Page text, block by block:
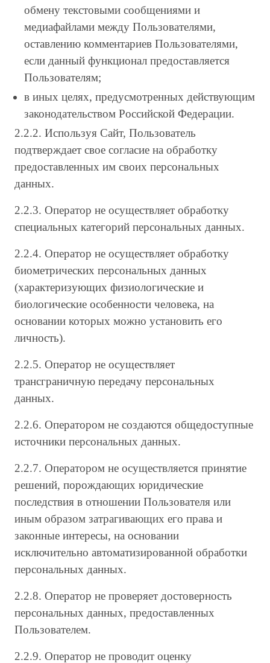
обмену текстовыми сообщениями и
медиафайлами между Пользователями,
оставлению комментариев Пользователями,
если данный функционал предоставляется
Пользователям;
в иных целях, предусмотренных действующим
законодательством Российской Федерации.
2.2.2. Используя Сайт, Пользователь
подтверждает свое согласие на обработку
предоставленных им своих персональных
данных.
2.2.3. Оператор не осуществляет обработку
специальных категорий персональных данных.
2.2.4. Оператор не осуществляет обработку
биометрических персональных данных
(характеризующих физиологические и
биологические особенности человека, на
основании которых можно установить его
личность).
2.2.5. Оператор не осуществляет
трансграничную передачу персональных
данных.
2.2.6. Оператором не создаются общедоступные
источники персональных данных.
2.2.7. Оператором не осуществляется принятие
решений, порождающих юридические
последствия в отношении Пользователя или
иным образом затрагивающих его права и
законные интересы, на основании
исключительно автоматизированной обработки
персональных данных.
2.2.8. Оператор не проверяет достоверность
персональных данных, предоставленных
Пользователем.
2.2.9. Оператор не проводит оценку